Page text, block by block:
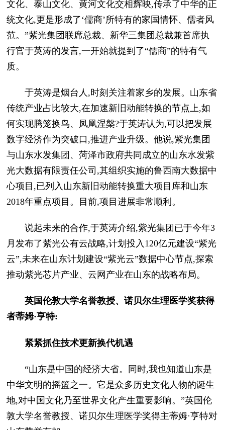
文化、泰山文化、黄河文化交相辉映,传承了中华的正
统文化,更是形成了‘儒商’所特有的家国情怀、儒者风
范。”紫光集团联席总裁、新华三集团总裁兼首席执
行官于英涛的发言,一开始就提到了“儒商”的特有气
质。
于英涛是烟台人,时刻关注着家乡的发展。山东省
传统产业占比较大,在加速新旧动能转换的节点上,如
何实现腾笼换鸟、凤凰涅槃?于英涛认为,可以把发展
数字经济作为突破口,推进产业升级。他说,紫光集团
与山东水发集团、菏泽市政府共同成立的山东水发紫
光大数据有限责任公司,其组织实施的鲁西南大数据中
心项目,已列入山东新旧动能转换重大项目库和山东
2018年重点项目。目前,项目进展非常顺利。
说起未来的合作,于英涛介绍,紫光集团已于今年3
月发布了紫光公有云战略,计划投入120亿元建设“紫光
云”,未来在山东计划建设“紫光云”数据中心节点,探索
推动紫光芯片产业、云网产业在山东的战略布局。
英国伦敦大学名誉教授、诺贝尔生理医学奖获得
者蒂姆·亨特:
紧紧抓住技术更新换代机遇
“山东是中国的经济大省。同时,我也知道山东是
中华文明的摇篮之一。它是众多历史文化人物的诞生
地,对中国文化乃至世界文化产生重要影响。”英国伦
敦大学名誉教授、诺贝尔生理医学奖得主蒂姆·亨特对